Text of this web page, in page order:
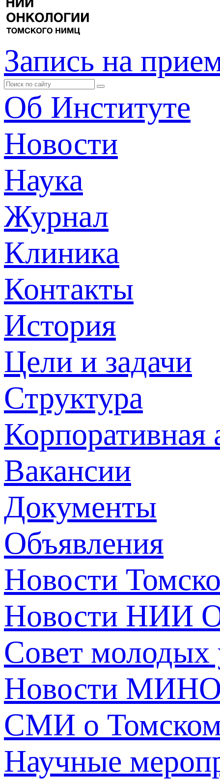
Запись на
Об Институте
Новости
Наука
Журнал
Клиника
Контакты
История
Цели и задачи
Структура
Корпоративная
Вакансии
Документы
Объявления
Новости
Новости НИИ
Совет молодых
Новости
СМИ о
Научные